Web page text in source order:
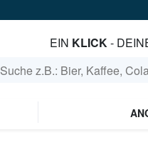
EIN KLICK-